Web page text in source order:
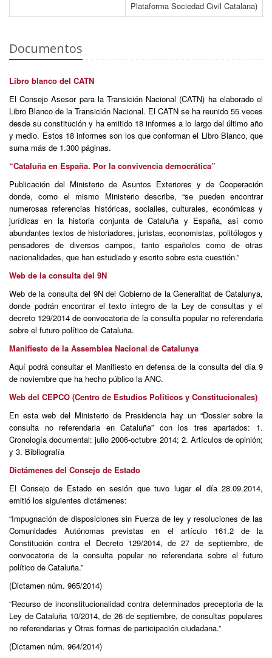
Plataforma Sociedad Civil Catalana)
Documentos
Libro blanco del CATN
El Consejo Asesor para la Transición Nacional (CATN) ha elaborado el
Libro Blanco de la Transición Nacional. El CATN se ha reunido 55 veces
desde su constitución y ha emitido 18 informes a lo largo del último año
y medio. Estos 18 informes son los que conforman el Libro Blanco, que
suma más de 1.300 páginas.
“Cataluña en España. Por la convivencia democrática”
Publicación del Ministerio de Asuntos Exteriores y de Cooperación
donde, como el mismo Ministerio describe, “se pueden encontrar
numerosas referencias históricas, sociailes, culturales, económicas y
jurídicas en la historia conjunta de Cataluña y España, así como
abundantes textos de historiadores, juristas, economistas, politólogos y
pensadores de diversos campos, tanto españoles como de otras
nacionalidades, que han estudiado y escrito sobre esta cuestión.”
Web de la consulta del 9N
Web de la consulta del 9N del Gobierno de la Generalitat de Catalunya,
donde podrán encontrar el texto íntegro de la Ley de consultas y el
decreto 129/2014 de convocatoria de la consulta popular no referendaria
sobre el futuro político de Cataluña.
Manifiesto de la Assemblea Nacional de Catalunya
Aquí podrá consultar el Manifiesto en defensa de la consulta del día 9
de noviembre que ha hecho público la ANC.
Web del CEPCO (Centro de Estudios Políticos y Constitucionales)
En esta web del Ministerio de Presidencia hay un “Dossier sobre la
consulta no referendaria en Cataluña” con los tres apartados: 1.
Cronología documental: julio 2006-octubre 2014; 2. Artículos de opinión;
y 3. Bibliografía
Dictámenes del Consejo de Estado
El Consejo de Estado en sesión que tuvo lugar el día 28.09.2014,
emitió los siguientes dictámenes:
“Impugnación de disposiciones sin Fuerza de ley y resoluciones de las
Comunidades Autónomas previstas en el artículo 161.2 de la
Constitución contra el Decreto 129/2014, de 27 de septiembre, de
convocatoria de la consulta popular no referendaria sobre el futuro
político de Cataluña.”
(Dictamen núm. 965/2014)
“Recurso de inconstitucionalidad contra determinados preceptoria de la
Ley de Cataluña 10/2014, de 26 de septiembre, de consultas populares
no referendarias y Otras formas de participación ciudadana.”
(Dictamen núm. 964/2014)